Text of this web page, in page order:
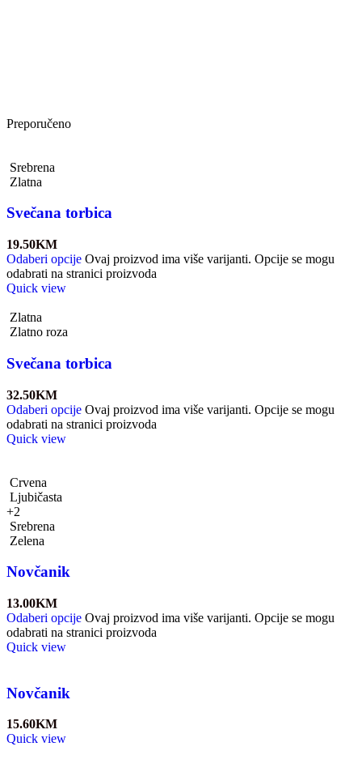
Preporučeno
Srebrena
Zlatna
Svečana torbica
19.50KM
Odaberi opcije Ovaj proizvod ima više varijanti. Opcije se mogu
odabrati na stranici proizvoda
Quick view
Zlatna
Zlatno roza
Svečana torbica
32.50KM
Odaberi opcije Ovaj proizvod ima više varijanti. Opcije se mogu
odabrati na stranici proizvoda
Quick view
Crvena
Ljubičasta
+2
Srebrena
Zelena
Novčanik
13.00KM
Odaberi opcije Ovaj proizvod ima više varijanti. Opcije se mogu
odabrati na stranici proizvoda
Quick view
Novčanik
15.60KM
Quick view